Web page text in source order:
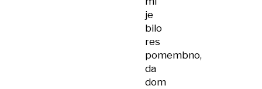
je
bilo
res
pomembno,
da
dom